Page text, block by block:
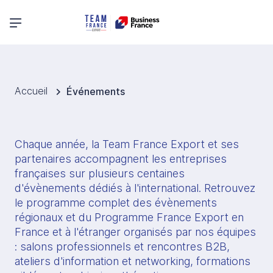
Menu principal
Accueil Événements
Chaque année, la Team France Export et ses
partenaires accompagnent les entreprises
françaises sur plusieurs centaines
d'évènements dédiés à l'international. Retrouvez
le programme complet des évènements
régionaux et du Programme France Export en
France et à l'étranger organisés par nos équipes
: salons professionnels et rencontres B2B,
ateliers d'information et networking, formations